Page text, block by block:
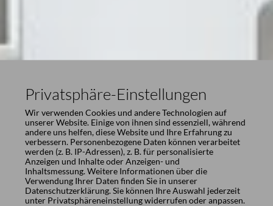
Privatsphäre-Einstellungen
Wir verwenden Cookies und andere Technologien auf
unserer Website. Einige von ihnen sind essenziell, während
andere uns helfen, diese Website und Ihre Erfahrung zu
verbessern. Personenbezogene Daten können verarbeitet
werden (z. B. IP-Adressen), z. B. für personalisierte
Anzeigen und Inhalte oder Anzeigen- und
Inhaltsmessung. Weitere Informationen über die
Verwendung Ihrer Daten finden Sie in unserer
Datenschutzerklärung. Sie können Ihre Auswahl jederzeit
unter Privatsphäreneinstellungwiderrufen oder anpassen.